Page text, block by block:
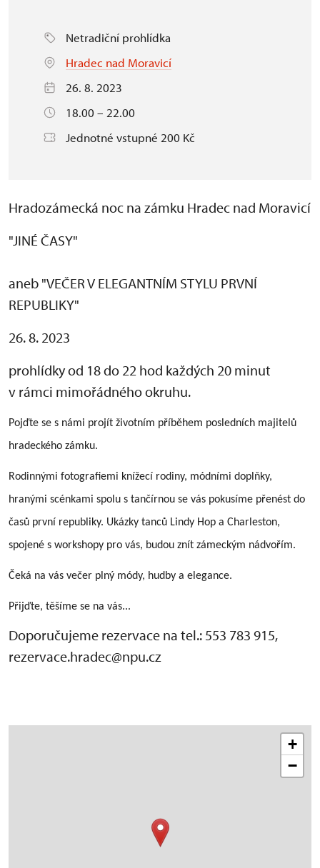
Netradiční prohlídka
Hradec nad Moravicí
26. 8. 2023
18.00 – 22.00
Jednotné vstupné 200 Kč
Hradozámecká noc na zámku Hradec nad Moravicí
"JINÉ ČASY"
aneb "VEČER V ELEGANTNÍM STYLU PRVNÍ
REPUBLIKY"
26. 8. 2023
prohlídky od 18 do 22 hod každých 20 minut
v rámci mimořádného okruhu.
Pojďte se s námi projít životním příběhem posledních majitelů
hradeckého zámku.
Rodinnými fotografiemi knížecí rodiny, módními doplňky,
hranými scénkami spolu s tančírnou se vás pokusíme přenést do
časů první republiky. Ukázky tanců Lindy Hop a Charleston,
spojené s workshopy pro vás, budou znít zámeckým nádvořím.
Čeká na vás večer plný módy, hudby a elegance.
Přijďte, těšíme se na vás...
Doporučujeme rezervace na tel.: 553 783 915,
rezervace.hradec@npu.cz
+
−